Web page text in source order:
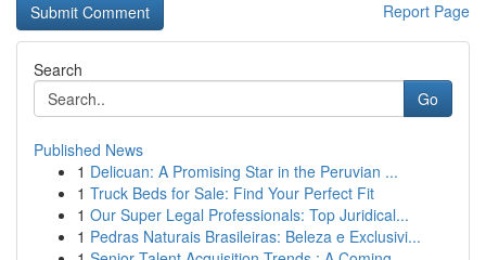
Report Page
Search
Go
Published News
1 Delicuan: A Promising Star in the Peruvian ...
1 Truck Beds for Sale: Find Your Perfect Fit
1 Our Super Legal Professionals: Top Juridical...
1 Pedras Naturais Brasileiras: Beleza e Exclusivi...